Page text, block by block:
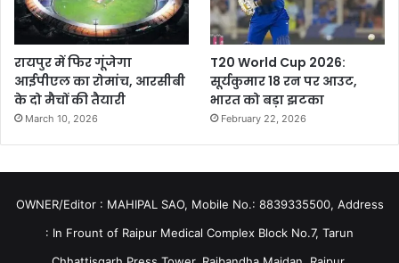
रायपुर में फिर गूंजेगा
आईपीएल का रोमांच, आरसीबी
के दो मैचों की तैयारी
March 10, 2026
T20 World Cup 2026:
सूर्यकुमार 18 रन पर आउट,
भारत को बड़ा झटका
February 22, 2026
OWNER/Editor : MAHIPAL SAO, Mobile No.: 8839335500, Address
: In Frount of Raipur Medical Complex Block No.7, Tarun